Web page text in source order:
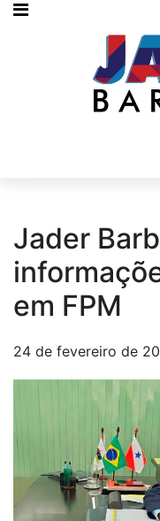
Jader
em FPM
24 de fevereiro de